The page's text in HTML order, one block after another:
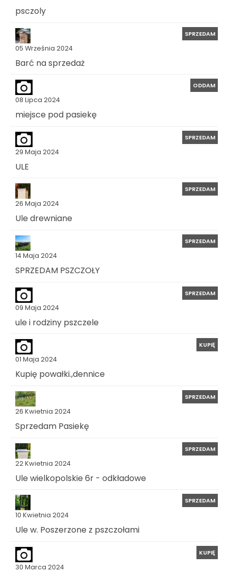
psczoly
05 Września 2024
SPRZEDAM
Barć na sprzedaż
08 Lipca 2024
ODDAM
miejsce pod pasiekę
29 Maja 2024
SPRZEDAM
ULE
26 Maja 2024
SPRZEDAM
Ule drewniane
14 Maja 2024
SPRZEDAM
SPRZEDAM PSZCZOŁY
09 Maja 2024
SPRZEDAM
ule i rodziny pszczele
01 Maja 2024
KUPIĘ
Kupię powałki.,dennice
26 Kwietnia 2024
SPRZEDAM
Sprzedam Pasiekę
22 Kwietnia 2024
SPRZEDAM
Ule wielkopolskie 6r - odkładowe
10 Kwietnia 2024
SPRZEDAM
Ule w. Poszerzone z pszczołami
30 Marca 2024
KUPIĘ